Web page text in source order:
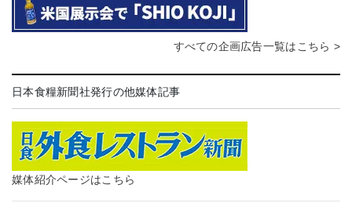
すべての企画広告一覧はこちら >
日本食糧新聞社発行の他媒体記事
媒体紹介ページはこちら